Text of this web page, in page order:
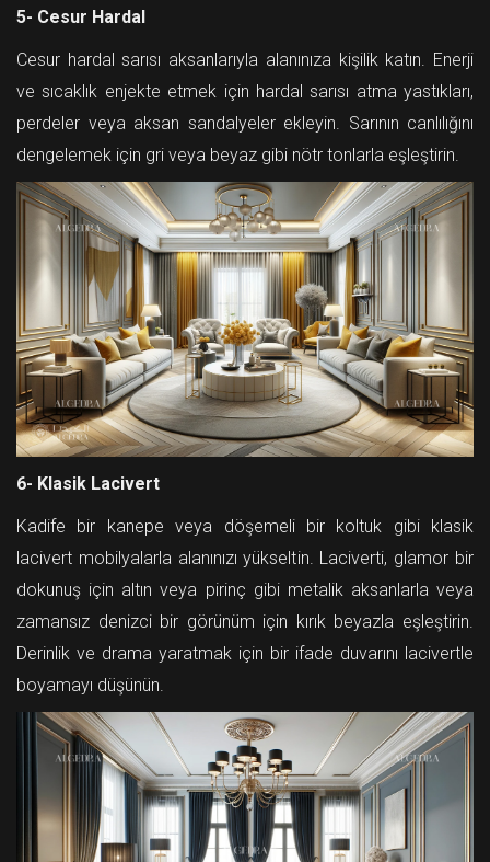
5- Cesur Hardal
Cesur hardal sarısı aksanlarıyla alanınıza kişilik katın. Enerji
ve sıcaklık enjekte etmek için hardal sarısı atma yastıkları,
perdeler veya aksan sandalyeler ekleyin. Sarının canlılığını
dengelemek için gri veya beyaz gibi nötr tonlarla eşleştirin.
6- Klasik Lacivert
Kadife bir kanepe veya döşemeli bir koltuk gibi klasik
lacivert mobilyalarla alanınızı yükseltin. Laciverti, glamor bir
dokunuş için altın veya pirinç gibi metalik aksanlarla veya
zamansız denizci bir görünüm için kırık beyazla eşleştirin.
Derinlik ve drama yaratmak için bir ifade duvarını lacivertle
boyamayı düşünün.